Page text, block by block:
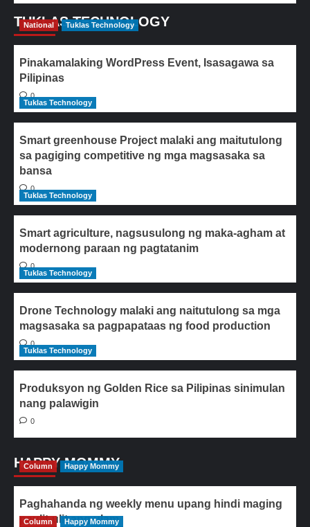
TUKLAS TECHNOLOGY
National Tuklas Technology
Pinakamalaking WordPress Event, Isasagawa sa
Pilipinas
0
Tuklas Technology
Smart greenhouse Project malaki ang maitutulong
sa pagiging competitive ng mga magsasaka sa
bansa
0
Tuklas Technology
Smart agriculture, nagsusulong ng maka-agham at
modernong paraan ng pagtatanim
0
Tuklas Technology
Drone Technology malaki ang naitutulong sa mga
magsasaka sa pagpapataas ng food production
0
Tuklas Technology
Produksyon ng Golden Rice sa Pilipinas sinimulan
nang palawigin
0
HAPPY MOMMY
Column Happy Mommy
Paghahanda ng weekly menu upang hindi maging
paulit-ulit ang ulam
Column Happy Mommy